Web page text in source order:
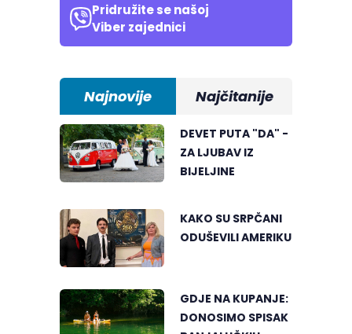
Pridružite se našoj
Viber zajednici
Najnovije Najčitanije
DEVET PUTA "DA" -
ZA LJUBAV IZ
BIJELJINE
KAKO SU SRPČANI
ODUŠEVILI AMERIKU
GDJE NA KUPANJE:
DONOSIMO SPISAK